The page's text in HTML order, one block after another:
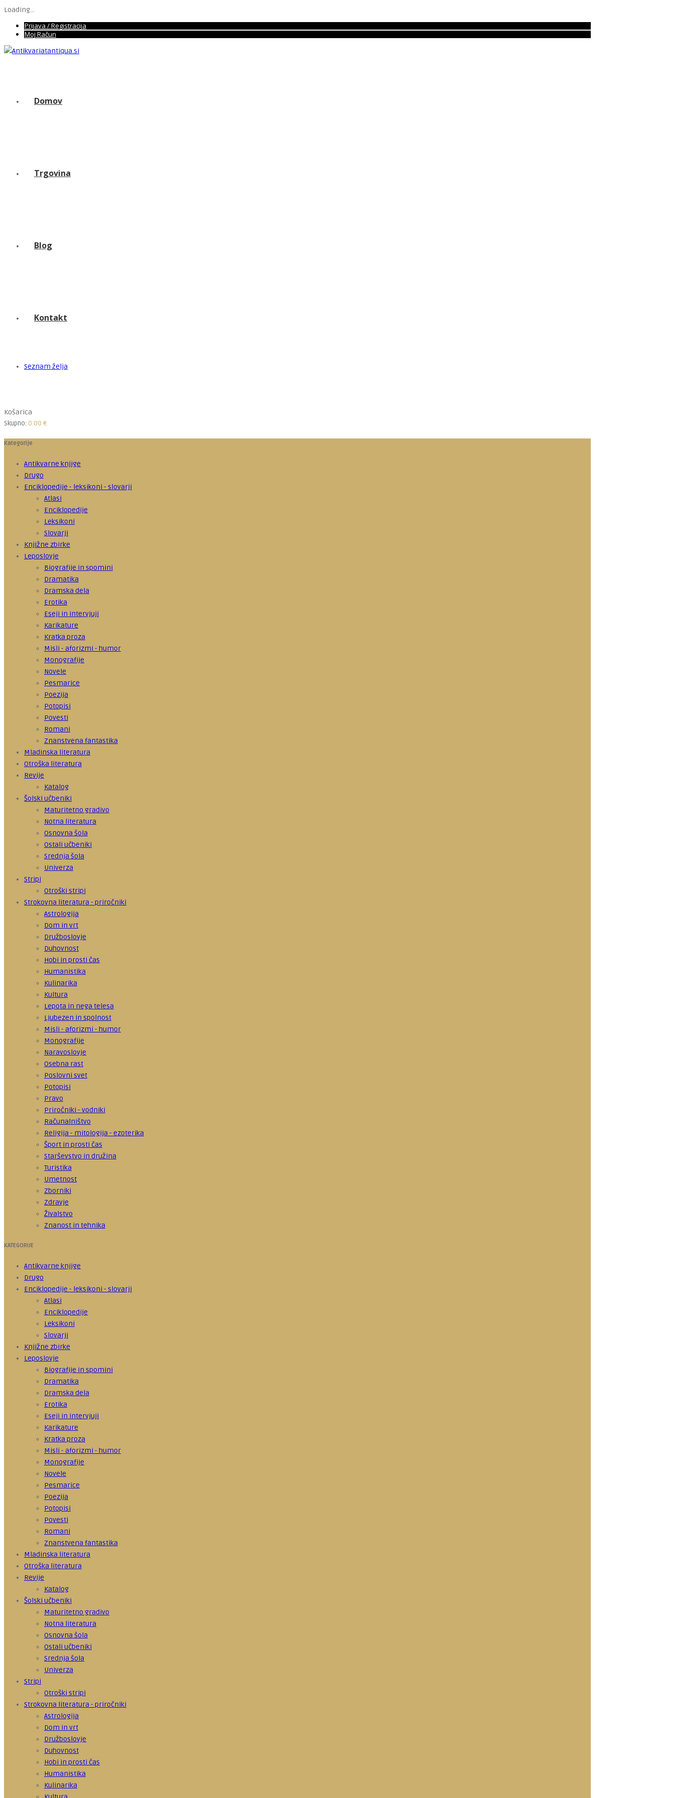
Loading...
Prijava / Registracija
Moj Račun
Domov
Trgovina
Blog
Kontakt
Seznam želja
Košarica
Skupno: 0.00 €
Kategorije
Antikvarne knjige
Drugo
Enciklopedije - leksikoni - slovarji
Atlasi
Enciklopedije
Leksikoni
Slovarji
Knjižne zbirke
Leposlovje
Biografije in spomini
Dramatika
Dramska dela
Erotika
Eseji in intervjuji
Karikature
Kratka proza
Misli - aforizmi - humor
Monografije
Novele
Pesmarice
Poezija
Potopisi
Povesti
Romani
Znanstvena fantastika
Mladinska literatura
Otroška literatura
Revije
Katalog
Šolski učbeniki
Maturitetno gradivo
Notna literatura
Osnovna šola
Ostali učbeniki
Srednja šola
Univerza
Stripi
Otroški stripi
Strokovna literatura - priročniki
Astrologija
Dom in vrt
Družboslovje
Duhovnost
Hobi in prosti čas
Humanistika
Kulinarika
Kultura
Lepota in nega telesa
Ljubezen in spolnost
Misli - aforizmi - humor
Monografije
Naravoslovje
Osebna rast
Poslovni svet
Potopisi
Pravo
Priročniki - vodniki
Računalništvo
Religija - mitologija - ezoterika
Šport in prosti čas
Starševstvo in družina
Turistika
Umetnost
Zborniki
Zdravje
Živalstvo
Znanost in tehnika
KATEGORIJE
Antikvarne knjige
Drugo
Enciklopedije - leksikoni - slovarji
Atlasi
Enciklopedije
Leksikoni
Slovarji
Knjižne zbirke
Leposlovje
Biografije in spomini
Dramatika
Dramska dela
Erotika
Eseji in intervjuji
Karikature
Kratka proza
Misli - aforizmi - humor
Monografije
Novele
Pesmarice
Poezija
Potopisi
Povesti
Romani
Znanstvena fantastika
Mladinska literatura
Otroška literatura
Revije
Katalog
Šolski učbeniki
Maturitetno gradivo
Notna literatura
Osnovna šola
Ostali učbeniki
Srednja šola
Univerza
Stripi
Otroški stripi
Strokovna literatura - priročniki
Astrologija
Dom in vrt
Družboslovje
Duhovnost
Hobi in prosti čas
Humanistika
Kulinarika